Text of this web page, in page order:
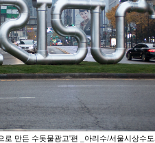
로 만든 수돗물광고'편 _아리수/서울시상수